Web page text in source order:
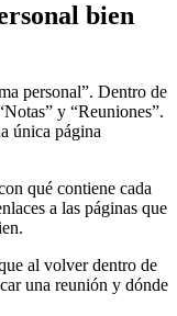
bien
personal”. Dentro de
y “Reuniones”.
única página
qué contiene cada
a las páginas que
al volver dentro de
una reunión y dónde